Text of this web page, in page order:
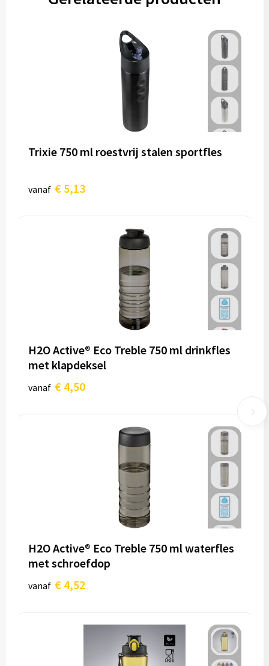
Trixie 750 ml roestvrij stalen sportfles
vanaf € 5,13
H2O Active® Eco Treble 750 ml drinkfles
met klapdeksel
vanaf € 4,50
H2O Active® Eco Treble 750 ml waterfles
met schroefdop
vanaf € 4,52